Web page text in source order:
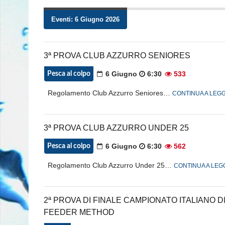
Eventi: 6 Giugno 2026
3ª PROVA CLUB AZZURRO SENIORES
Pesca al colpo 6 Giugno 6:30 533
Regolamento Club Azzurro Seniores… CONTINUA A
3ª PROVA CLUB AZZURRO UNDER 25
Pesca al colpo 6 Giugno 6:30 562
Regolamento Club Azzurro Under 25… CONTINUA A
2ª PROVA DI FINALE CAMPIONATO ITALIANO
FEEDER METHOD